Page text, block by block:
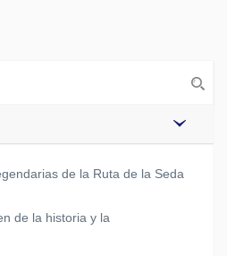
de la Ruta de la Seda
de la historia y la